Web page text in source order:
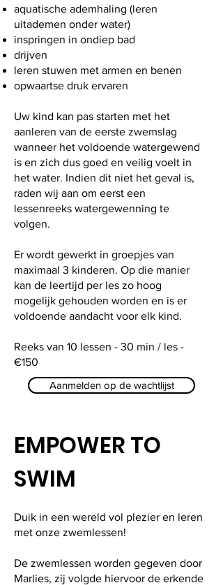
EMPOWER TO
SWIM
Duik in een wereld vol plezier en leren
met onze zwemlessen!
De zwemlessen worden gegeven door
Marlies, zij volgde hiervoor de erkende
aquatische ademhaling (leren
uitademen onder water)
inspringen in ondiep bad
drijven
leren stuwen met armen en benen
opwaartse druk ervaren
Uw kind kan pas starten met het
aanleren van de eerste zwemslag
wanneer het voldoende watergewend
is en zich dus goed en veilig voelt in
het water. Indien dit niet het geval is,
raden wij aan om eerst een
lessenreeks watergewenning te
volgen.
Er wordt gewerkt in groepjes van
maximaal 3 kinderen. Op die manier
kan de leertijd per les zo hoog
mogelijk gehouden worden en is er
voldoende aandacht voor elk kind.
Reeks van 10 lessen - 30 min / les -
€150
Aanmelden op de wachtlijst